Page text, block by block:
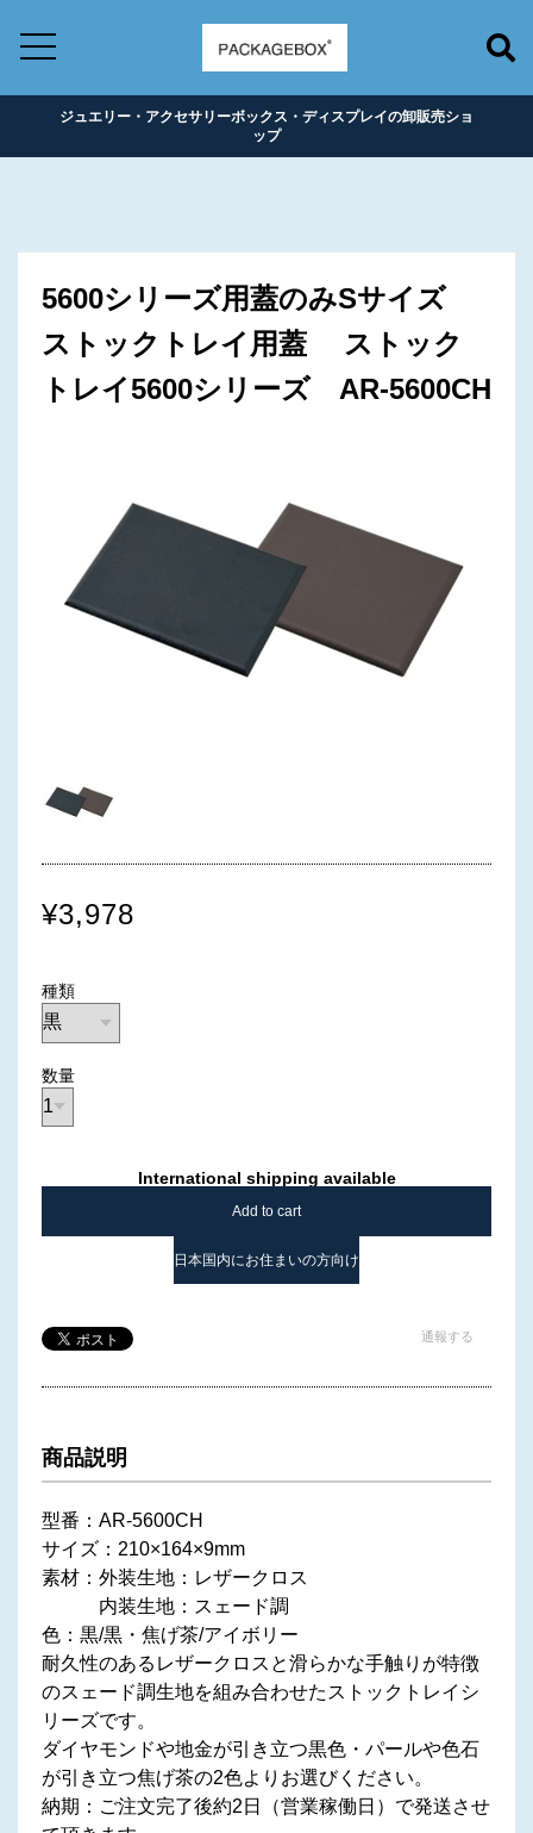
ジュエリー・アクセサリーボックス・ディスプレイの卸販売ショ
ップ
5600シリーズ用蓋のみSサイズ
ストックトレイ用蓋 ストック
トレイ5600シリーズ AR-5600CH
¥3,978
種類
数量
International shipping available
Add to cart
日本国内にお住まいの方向け
通報する
商品説明
型番：AR-5600CH
サイズ：210×164×9mm
素材：外装生地：レザークロス
内装生地：スェード調
色：黒/黒・焦げ茶/アイボリー
耐久性のあるレザークロスと滑らかな手触りが特徴
のスェード調生地を組み合わせたストックトレイシ
リーズです。
ダイヤモンドや地金が引き立つ黒色・パールや色石
が引き立つ焦げ茶の2色よりお選びください。
納期：ご注文完了後約2日（営業稼働日）で発送させ